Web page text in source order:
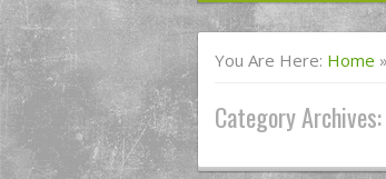
You Are Here: Home »
Category Archives: